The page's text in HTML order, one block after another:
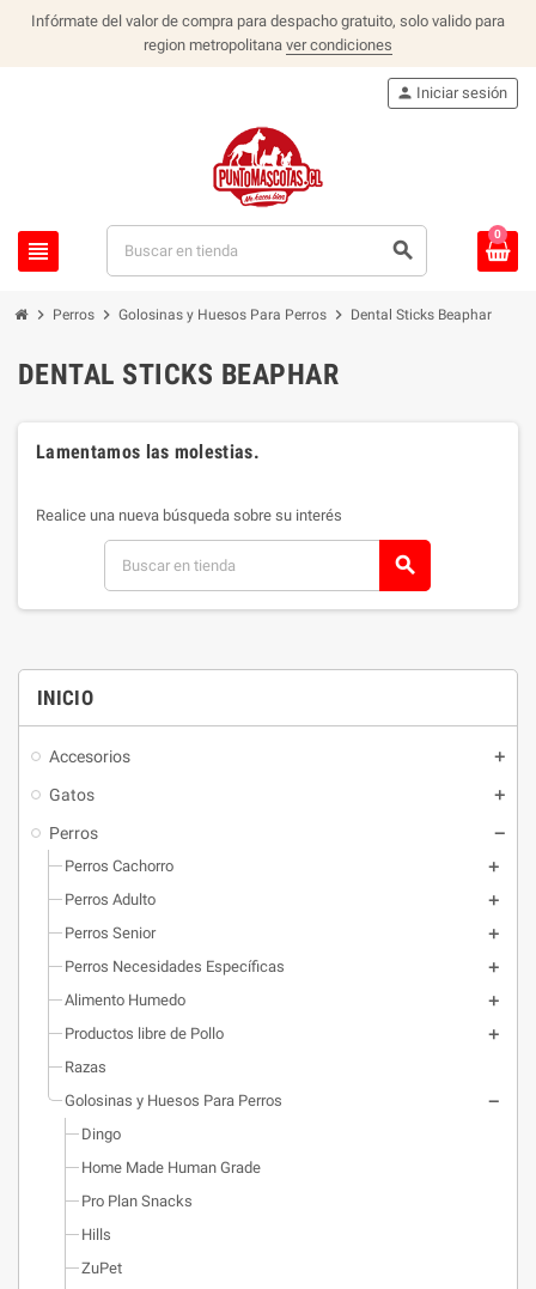
Infórmate del valor de compra para despacho gratuito, solo valido para
region metropolitana ver condiciones
view_headline search
person Iniciar sesión
0
chevron_right Perros chevron_right Golosinas y Huesos Para Perros chevron_right Dental Sticks Beaphar
INICIO
Accesorios
Gatos
Perros
Perros Cachorro
Perros Adulto
Perros Senior
Perros Necesidades Específicas
Alimento Humedo
Productos libre de Pollo
Razas
Golosinas y Huesos Para Perros
Dingo
Home Made Human Grade
Pro Plan Snacks
Hills
ZuPet
DENTAL STICKS BEAPHAR
Lamentamos las molestias.
Realice una nueva búsqueda sobre su interés
search